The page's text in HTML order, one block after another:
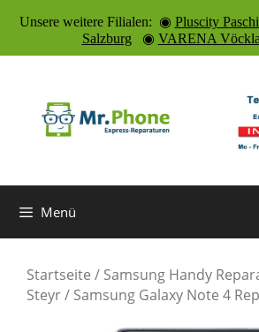
springen
Menü
Startseite / Samsung Handy
Steyr/ Samsung Galaxy Note 4
Unsere weitere Filialen: ◉ Pluscity
Salzburg◉ VARENA